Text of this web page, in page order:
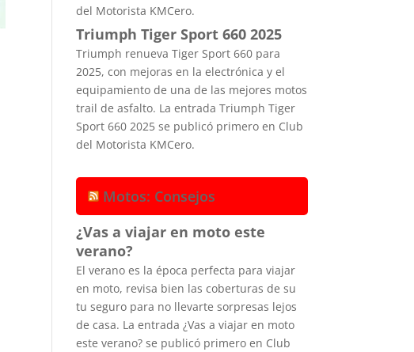
del Motorista KMCero.
Triumph Tiger Sport 660 2025
Triumph renueva Tiger Sport 660 para
2025, con mejoras en la electrónica y el
equipamiento de una de las mejores motos
trail de asfalto. La entrada Triumph Tiger
Sport 660 2025 se publicó primero en Club
del Motorista KMCero.
Motos: Consejos
¿Vas a viajar en moto este
verano?
El verano es la época perfecta para viajar
en moto, revisa bien las coberturas de su
tu seguro para no llevarte sorpresas lejos
de casa. La entrada ¿Vas a viajar en moto
este verano? se publicó primero en Club